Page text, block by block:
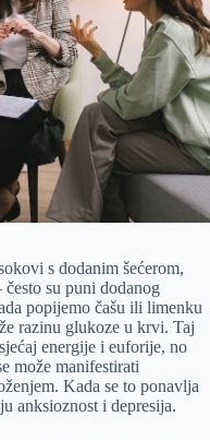
s dodanim šećerom,
su puni dodanog
popijemo čašu ili limenku
razinu glukoze u krvi. Taj
energije i euforije, no
može manifestirati
Kada se to ponavlja
anksioznost i depresija.